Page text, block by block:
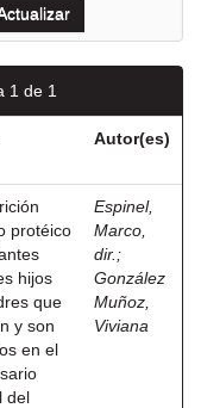
1 de 1
Autor(es)
protéico
hijos
que
y son
en el
del
Espinel,
Marco,
dir. ;
González
Muñoz,
Viviana